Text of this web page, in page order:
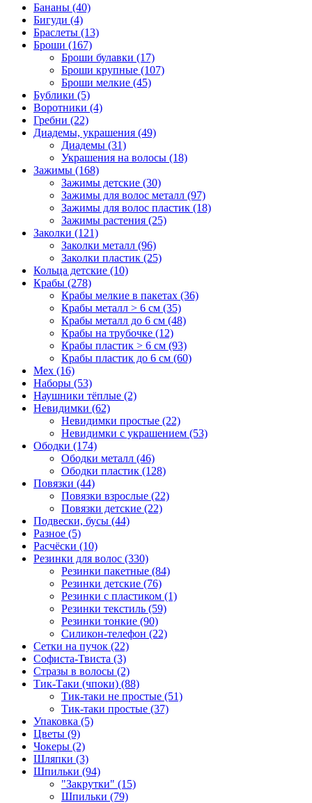
Бананы (40)
Бигуди (4)
Браслеты (13)
Броши (167)
Броши булавки (17)
Броши крупные (107)
Броши мелкие (45)
Бублики (5)
Воротники (4)
Гребни (22)
Диадемы, украшения (49)
Диадемы (31)
Украшения на волосы (18)
Зажимы (168)
Зажимы детские (30)
Зажимы для волос металл (97)
Зажимы для волос пластик (18)
Зажимы растения (25)
Заколки (121)
Заколки металл (96)
Заколки пластик (25)
Кольца детские (10)
Крабы (278)
Крабы мелкие в пакетах (36)
Крабы металл > 6 см (35)
Крабы металл до 6 см (48)
Крабы на трубочке (12)
Крабы пластик > 6 см (93)
Крабы пластик до 6 см (60)
Мех (16)
Наборы (53)
Наушники тёплые (2)
Невидимки (62)
Невидимки простые (22)
Невидимки с украшением (53)
Ободки (174)
Ободки металл (46)
Ободки пластик (128)
Повязки (44)
Повязки взрослые (22)
Повязки детские (22)
Подвески, бусы (44)
Разное (5)
Расчёски (10)
Резинки для волос (330)
Резинки пакетные (84)
Резинки детские (76)
Резинки с пластиком (1)
Резинки текстиль (59)
Резинки тонкие (90)
Силикон-телефон (22)
Сетки на пучок (22)
Софиста-Твиста (3)
Стразы в волосы (2)
Тик-Таки (чпоки) (88)
Тик-таки не простые (51)
Тик-таки простые (37)
Упаковка (5)
Цветы (9)
Чокеры (2)
Шляпки (3)
Шпильки (94)
"Закрутки" (15)
Шпильки (79)